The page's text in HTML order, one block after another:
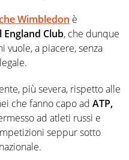
Wimbledon è
England Club, che dunque
a piacere, senza
più severa, rispetto alle
che fanno capo ad ATP,
ad atleti russi e
seppur sotto